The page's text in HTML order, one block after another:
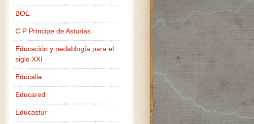
BOE
C P Príncipe de Asturias
Educación y pedablogía para el
siglo XXI
Educalia
Educared
Educastur